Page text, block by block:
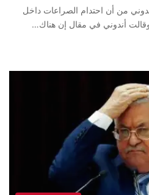
من أن احتدام الصراعات داخل
أندوني في مقال إن هناك…